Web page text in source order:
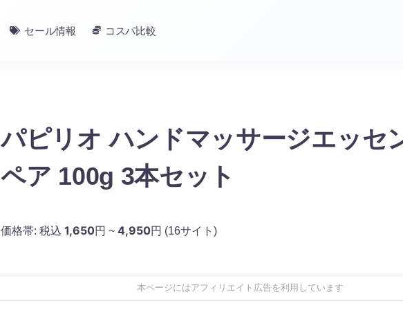
セール情報 コスパ比較
パピリオ ハンドマッサージエッセ
ペア 100g 3本セット
価格帯: 税込 1,650円 ~ 4,950円 (16サイト)
本ページにはアフィリエイト広告を利用しています